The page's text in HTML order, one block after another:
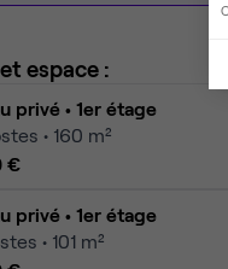
espace :
privé • 1er étage
• 160 m²
€
privé • 1er étage
• 101 m²